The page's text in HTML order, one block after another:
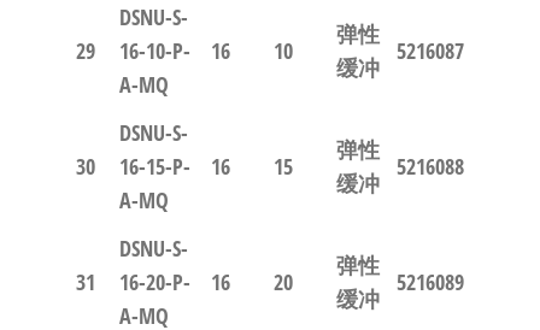
29
DSNU-S-
16-10-P-
A-MQ
16 10
弹性
缓冲
5216087
30
DSNU-S-
16-15-P-
A-MQ
16 15
弹性
缓冲
5216088
31
DSNU-S-
16-20-P-
A-MQ
16 20
弹性
缓冲
5216089